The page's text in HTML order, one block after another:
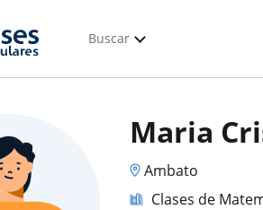
Buscar
Maria
Ambato
Clases de